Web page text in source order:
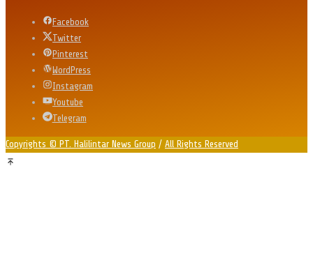
Facebook
Twitter
Pinterest
WordPress
Instagram
Youtube
Telegram
Copyrights © PT. Halilintar News Group / All Rights Reserved